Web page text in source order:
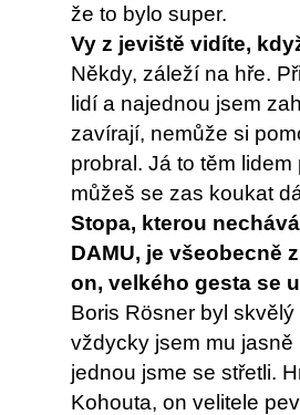
že to bylo super.
Vy z jeviště vidíte,
Někdy, záleží na hře.
lidí a najednou jsem
zavírají, nemůže si
probral. Já to těm
můžeš se zas koukat
Stopa, kterou
DAMU, je všeobecně
on, velkého gesta se
Boris Rösner byl
vždycky jsem mu
jednou jsme se střetli.
Kohouta, on velitele